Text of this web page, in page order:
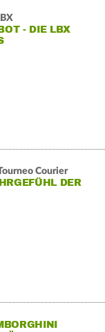
- DIE LBX
Courier
DER